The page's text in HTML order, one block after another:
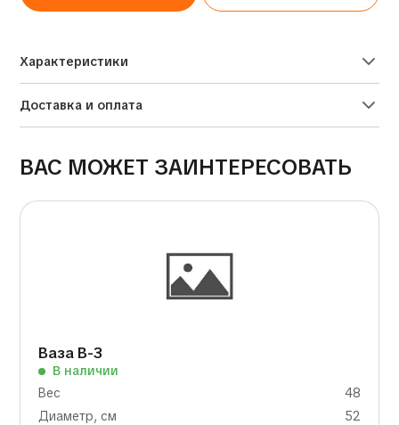
Характеристики
Доставка и оплата
ВАС МОЖЕТ ЗАИНТЕРЕСОВАТЬ
Ваза В-3
В наличии
Вес
48
Диаметр, см
52